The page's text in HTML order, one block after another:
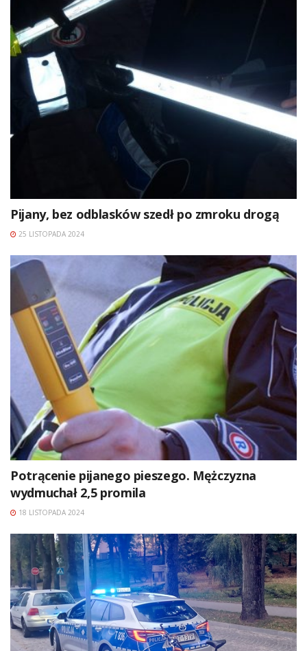
Pijany, bez odblasków szedł po zmroku drogą
25 LISTOPADA 2024
Potrącenie pijanego pieszego. Mężczyzna
wydmuchał 2,5 promila
18 LISTOPADA 2024